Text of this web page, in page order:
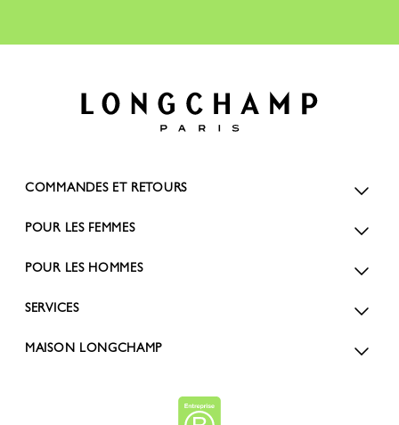
COMMANDES ET RETOURS
POUR LES FEMMES
POUR LES HOMMES
SERVICES
MAISON LONGCHAMP